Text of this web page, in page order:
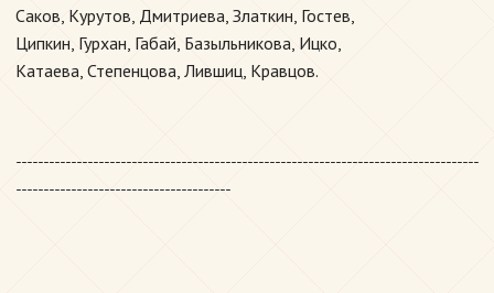
Саков, Курутов, Дмитриева, Златкин, Гостев,
Ципкин, Гурхан, Габай, Базыльникова, Ицко,
Катаева, Степенцова, Лившиц, Кравцов.
------------------------------------------------------------------------------------
---------------------------------------